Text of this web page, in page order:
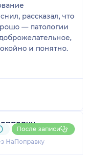
рассказал, что
— патологии
и понятно.
НаПоправку
После записи